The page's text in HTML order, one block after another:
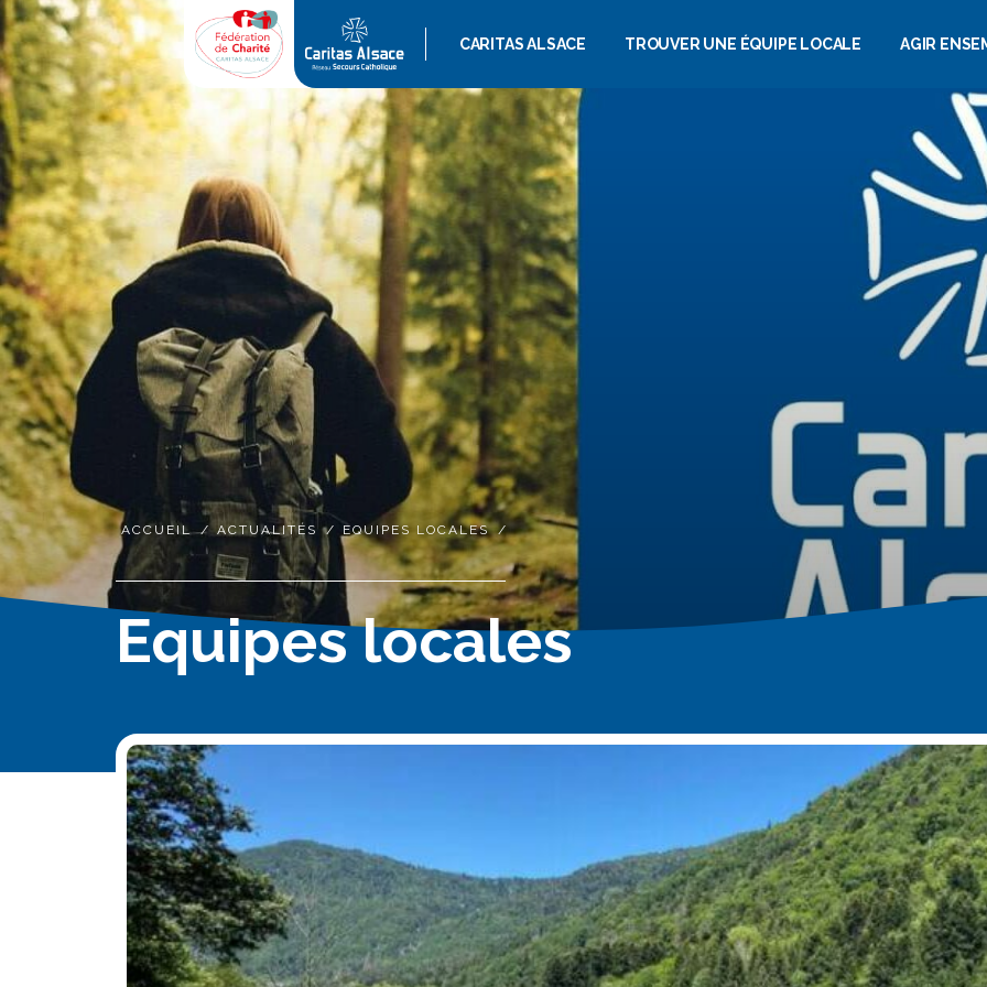
CARITAS ALSACE
ACTUALITÉS
AGENDA
GALERIE PHOTOS
JEUNES, ÉVEIL À LA
SOLIDARITÉ
DÉVELOPPEMENT DES
COMPÉTENCES ET
INSERTION
SPIRITUALITÉ
ENGAGEMENT
ÉVÈNEMENTS
VIDÉOS
PODCASTS
REVUE DE PRESSE
L’ESSENTIEL 2025
RAPPORT D’ACTIVITÉ
TROUVER UNE ÉQUIPE LOCALE AGIR
DEVENIR
DEVENIR
LEGS,
COMME
STAGIAIRE…
ACCUEIL / ACTUALITÉS / EQUIPES LOCALES /
Equipes locales